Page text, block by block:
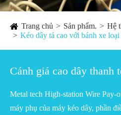
Trang chủ Sản phẩm.
Hệ
Kéo dây tả cao với bánh xe
Cánh giá cao dây thanh
Metal tech High-station Wire Pay-
máy phụ của máy kéo dây, phần